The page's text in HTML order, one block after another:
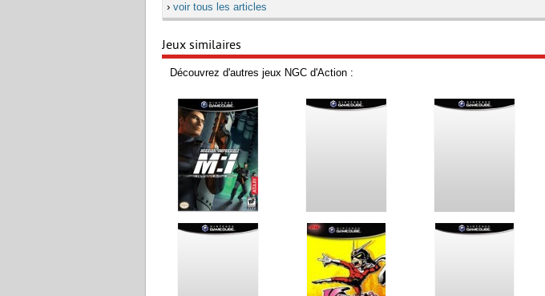
› voir tous les articles
Jeux similaires
Découvrez d'autres jeux NGC d'Action :